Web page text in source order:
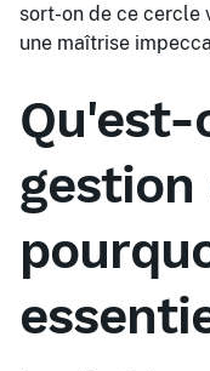
sort-on de ce cercle
une maîtrise
Qu'est-